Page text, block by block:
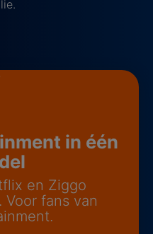
in één
en Ziggo
fans van